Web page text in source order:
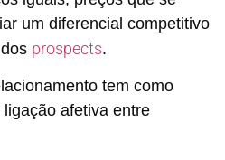
um diferencial competitivo
prospects.
tem como
afetiva entre